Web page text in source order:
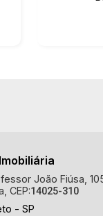
João Fiúsa,
CEP:14025-310
- SP